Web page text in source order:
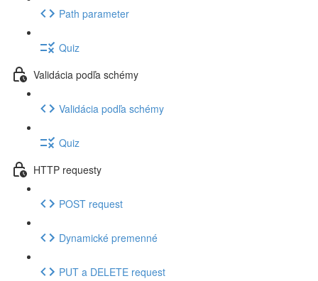
Path parameter
Quiz
Validácia podľa schémy
Validácia podľa schémy
Quiz
HTTP requesty
POST request
Dynamické premenné
PUT a DELETE request